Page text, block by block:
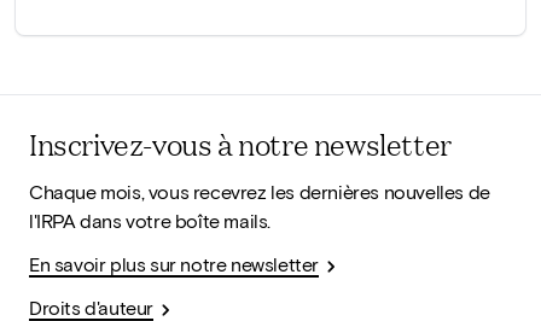
Inscrivez-vous à notre newsletter
Chaque mois, vous recevrez les dernières nouvelles de
l'IRPA dans votre boîte mails.
En savoir plus sur notre newsletter
Droits d'auteur